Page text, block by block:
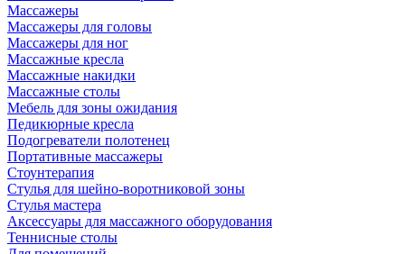
Массажеры
Массажеры для головы
Массажеры для ног
Массажные кресла
Массажные накидки
Массажные столы
Мебель для зоны ожидания
Педикюрные кресла
Подогреватели полотенец
Портативные массажеры
Стоунтерапия
Стулья для шейно-воротниковой зоны
Стулья мастера
Аксессуары для массажного оборудования
Теннисные столы